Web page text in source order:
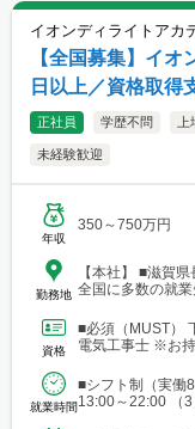
イオンディライトアカ
【全国募集】イ
日以上／資格取得
正社員 学歴不問
未経験歓迎
年収
350～750万円
勤務地
【本社】 ■滋賀
全国に多数の就
す。 ■北海道 ■
川・調布・西東
船橋・市川・柏
橋・岡崎・長久
津・四日市・桑
資格
■必須（MUST）
電気工事士 ※お
就業時間
■シフト制（実働
13:00～22:00 （